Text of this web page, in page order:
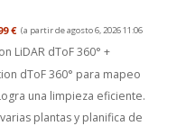
€ (a partir de agosto 6, 2026 11:06
LiDAR dToF 360° +
dToF 360° para mapeo
una limpieza eficiente.
plantas y planifica de